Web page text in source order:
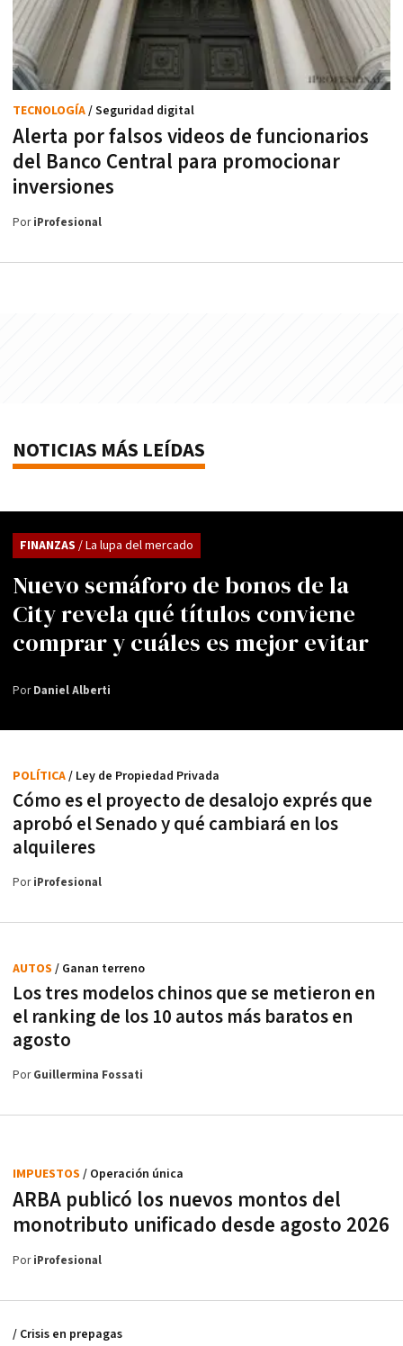
Alerta por falsos videos de funcionarios
del Banco Central para promocionar
inversiones
TECNOLOGÍA/ Seguridad digital
PoriProfesional
NOTICIAS MÁS LEÍDAS
Nuevo semáforo de bonos de la
City revela qué títulos conviene
comprar y cuáles es mejor evitar
FINANZAS / La lupa del mercado
PorDaniel Alberti
Cómo es el proyecto de desalojo exprés que
aprobó el Senado y qué cambiará en los
alquileres
POLÍTICA/ Ley de Propiedad Privada
PoriProfesional
Los tres modelos chinos que se metieron en
el ranking de los 10 autos más baratos en
agosto
AUTOS / Ganan terreno
PorGuillermina Fossati
ARBA publicó los nuevos montos del
monotributo unificado desde agosto 2026
IMPUESTOS / Operación única
PoriProfesional
/ Crisis en prepagas